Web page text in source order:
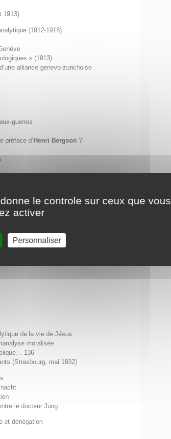
1913)
(1912‑1918)
» (1913)
alliance genevo-zurichoise
guerres
préface d’ Henri Bergson ?
et psychiatriques
parisien « par en bas »
de la vie de Jésus
moralisée
136
(Strasbourg, mai 1932)
le docteur Jung
et dénégation
le controle sur ceux que vous
activer
Personnaliser